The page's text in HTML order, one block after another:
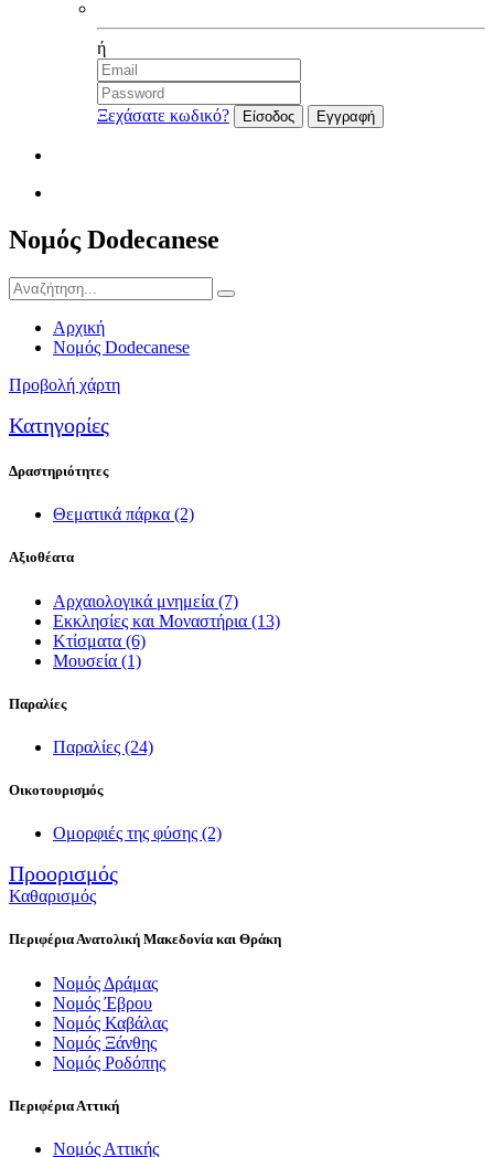
ή
Ξεχάσατε κωδικό?
Νομός Dodecanese
Αρχική
Νομός Dodecanese
Προβολή χάρτη
Κατηγορίες
Δραστηριότητες
Θεματικά πάρκα (2)
Αξιοθέατα
Αρχαιολογικά μνημεία (7)
Εκκλησίες και Μοναστήρια (13)
Κτίσματα (6)
Μουσεία (1)
Παραλίες
Παραλίες (24)
Οικοτουρισμός
Ομορφιές της φύσης (2)
Προορισμός
Καθαρισμός
Περιφέρια Ανατολική Μακεδονία και Θράκη
Νομός Δράμας
Νομός Έβρου
Νομός Καβάλας
Νομός Ξάνθης
Νομός Ροδόπης
Περιφέρια Αττική
Νομός Αττικής